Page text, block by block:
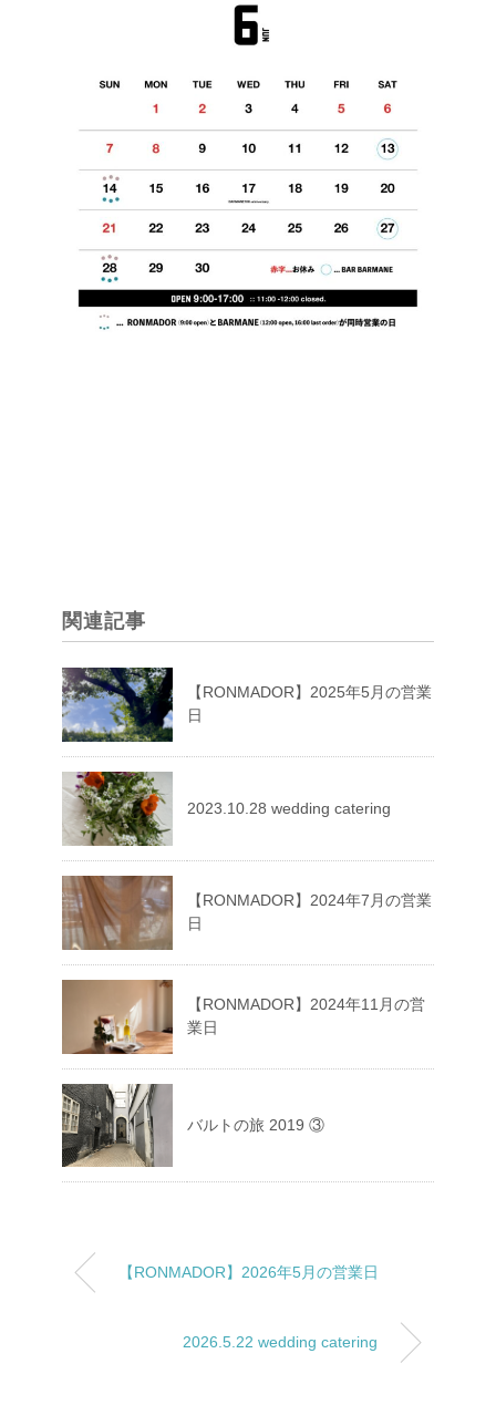
関連記事
【RONMADOR】2025年5月の営業
日
2023.10.28 wedding catering
【RONMADOR】2024年7月の営業
日
【RONMADOR】2024年11月の営
業日
バルトの旅 2019 ③
【RONMADOR】2026年5月の営業日
2026.5.22 wedding catering